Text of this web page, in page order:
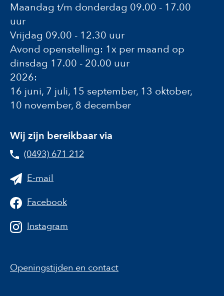
Maandag t/m donderdag 09.00 - 17.00
uur
Vrijdag 09.00 - 12.30 uur
Avond openstelling: 1x per maand op
dinsdag 17.00 - 20.00 uur
2026:
16 juni, 7 juli, 15 september, 13 oktober,
10 november, 8 december
Wij zijn bereikbaar via
(0493) 671 212
E-mail
Facebook
Instagram
Openingstijden en contact